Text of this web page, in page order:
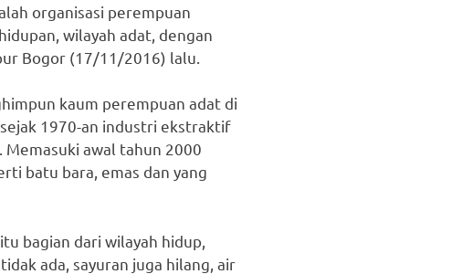
organisasi perempuan
wilayah adat, dengan
Bogor (17/11/2016) lalu.
kaum perempuan adat di
1970-an industri ekstraktif
awal tahun 2000
batu bara, emas dan yang
bagian dari wilayah hidup,
ada, sayuran juga hilang, air